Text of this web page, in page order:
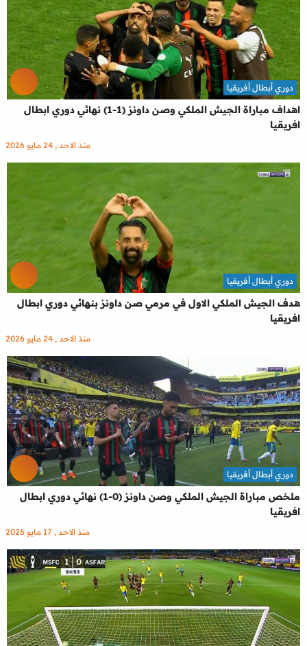
اهداف مباراة الجيش الملكي وصن داونز (1-1) نهائي دوري ابطال
افريقيا
دوري أبطال أفريقيا
منذ الاحد , 24 مايو 2026
هدف الجيش الملكي الاول في مرمي صن داونز بنهائي دوري ابطال
افريقيا
دوري أبطال أفريقيا
منذ الاحد , 24 مايو 2026
ملخص مباراة الجيش الملكي وصن داونز (0-1) نهائي دوري ابطال
افريقيا
دوري أبطال أفريقيا
منذ الاحد , 17 مايو 2026